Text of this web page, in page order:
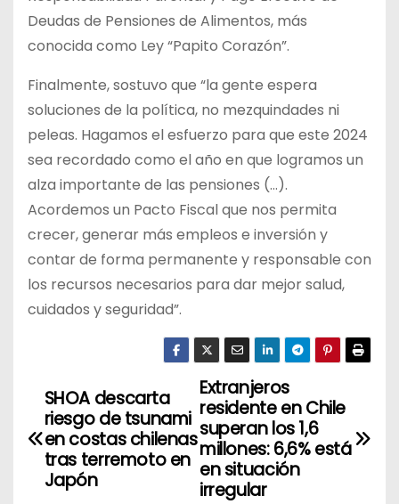
Deudas de Pensiones de Alimentos, más
conocida como Ley “Papito Corazón”.
Finalmente, sostuvo que “la gente espera
soluciones de la política, no mezquindades ni
peleas. Hagamos el esfuerzo para que este 2024
sea recordado como el año en que logramos un
alza importante de las pensiones (…).
Acordemos un Pacto Fiscal que nos permita
crecer, generar más empleos e inversión y
contar de forma permanente y responsable con
los recursos necesarios para dar mejor salud,
cuidados y seguridad”.
N
a
Extranjeros
residente en Chile
superan los 1,6
millones: 6,6% está
en situación
irregular
SHOA descarta
riesgo de tsunami
en costas chilenas
tras terremoto en
Japón